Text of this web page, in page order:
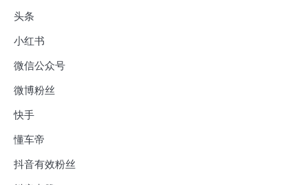
头条
小红书
微信公众号
微博粉丝
快手
懂车帝
抖音有效粉丝